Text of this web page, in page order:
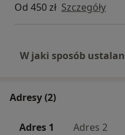
Od 450 zł Szczegóły
W jaki sposób
Adresy (2)
Adres 1 Adres 2